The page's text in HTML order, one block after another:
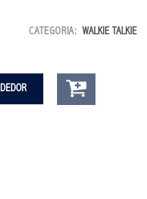
CATEGORIA: WALKIE TALKIE